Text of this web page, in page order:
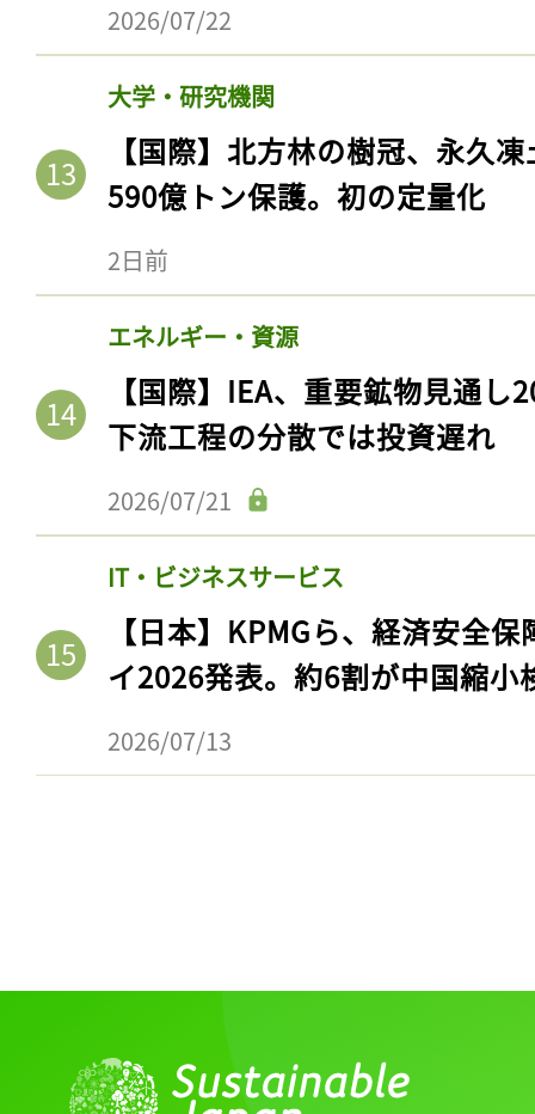
2026/07/22
大学・研究機関
【国際】北方林の樹冠、永久
590億トン保護。初の定量化
2日前
エネルギー・資源
【国際】IEA、重要鉱物見通
下流工程の分散では投資遅れ
2026/07/21
IT・ビジネスサービス
【日本】KPMGら、経済安全
イ2026発表。約6割が中国縮小
2026/07/13
記事をお気に入りに
ログイン
会員登録